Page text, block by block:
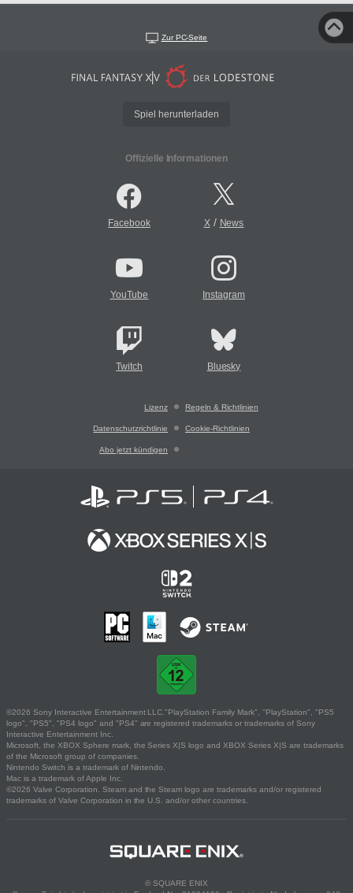
Zur PC-Seite
Spiel herunterladen
Offizielle Informationen
Facebook X/ News
YouTube Instagram
Twitch Bluesky
Lizenz Regeln & Richtlinien
Datenschutzrichtlinie Cookie-Richtlinien
Abo jetzt kündigen
©2026 Sony Interactive Entertainment LLC."PlayStation Family Mark", "PlayStation", "PS5
logo", "PS5", "PS4 logo" and "PS4" are registered trademarks or trademarks of Sony
Interactive Entertainment Inc.
Microsoft, the XBOX Sphere mark, the Series X|S logo and XBOX Series X|S are trademarks
of the Microsoft group of companies.
Nintendo Switch is a trademark of Nintendo.
Mac is a trademark of Apple Inc.
©2026 Valve Corporation. Steam and the Steam logo are trademarks and/or registered
trademarks of Valve Corporation in the U.S. and/or other countries.
© SQUARE ENIX